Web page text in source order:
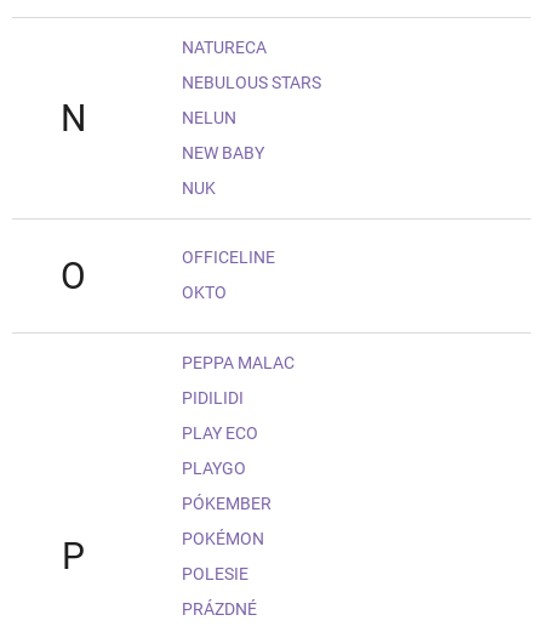
N
NATURECA
NEBULOUS STARS
NELUN
NEW BABY
NUK
O
OFFICELINE
OKTO
P
PEPPA MALAC
PIDILIDI
PLAY ECO
PLAYGO
PÓKEMBER
POKÉMON
POLESIE
PRÁZDNÉ